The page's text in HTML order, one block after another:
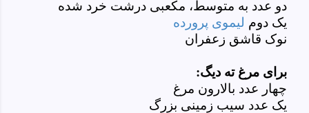
دو عدد به متوسط، مکعبی درشت خرد شده
یک دوم لیموی پرورده
نوک قاشق زعفران
برای مرغ ته دیگ:
چهار عدد بالارون مرغ
یک عدد سیب زمینی بزرگ